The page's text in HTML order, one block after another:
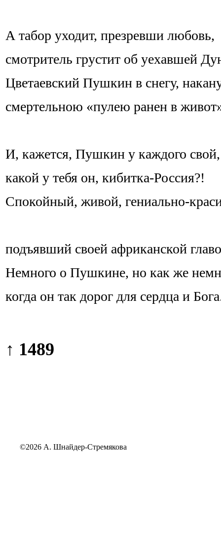
А табор уходит, презревши любовь,
смотритель грустит об уехавшей
Цветаевский Пушкин в снегу,
смертельною «пулею ранен в
И, кажется, Пушкин у каждого свой,
какой у тебя он, кибитка-Россия?!
Спокойный, живой, гениально-
подъявший своей африканской
Немного о Пушкине, но как же
когда он так дорог для сердца и
↑ 1489
©2026 А. Шнайдер-Стремякова